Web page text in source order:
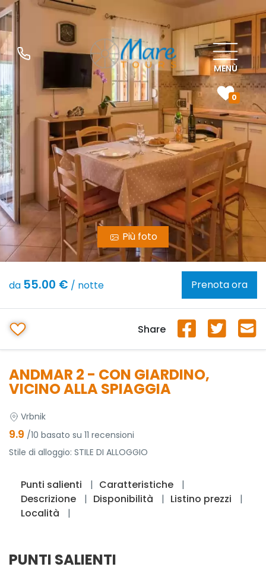
0
MENÙ
Più foto
ANDMAR 2 - CON GIARDINO,
VICINO ALLA SPIAGGIA
Vrbnik
9.9 /10 basato su 11 recensioni
Stile di alloggio: STILE DI ALLOGGIO
Punti salienti
Caratteristiche
Descrizione
Disponibilità
Listino prezzi
Località
PUNTI SALIENTI
da 55.00 € / notte Prenota ora
Share